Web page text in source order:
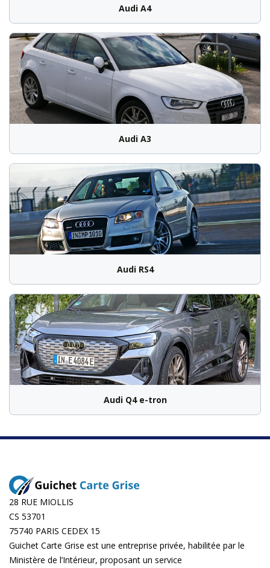
Audi A4
Audi A3
Audi RS4
Audi Q4 e-tron
28 RUE MIOLLIS
CS 53701
75740 PARIS CEDEX 15
Guichet Carte Grise est une entreprise privée, habilitée par le
Ministère de l’Intérieur, proposant un service